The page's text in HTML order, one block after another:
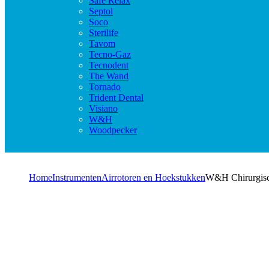
Septol
Soco
Sterilife
Tavom
Tecno-Gaz
Tecnodent
The Wand
Tornado
Trident Dental
Visiano
W&H
Woodpecker
HomeInstrumentenAirrotoren en HoekstukkenW&H